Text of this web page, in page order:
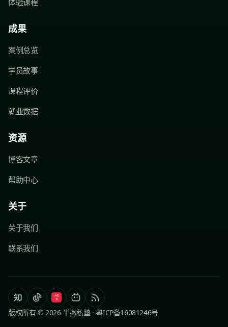
体验课程
成果
案例总览
学员故事
课程评价
就业数据
资源
博客文章
帮助中心
关于
关于我们
联系我们
版权所有 © 2026 半撇私塾 ·粤ICP备16081246号